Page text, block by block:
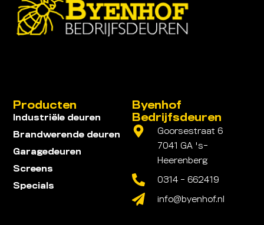
Byenhof
Bedrijfsdeuren
Goorsestraat 6
7041 GA 's-
Heerenberg
0314 - 662419
info@byenhof.nl
Producten
Industriële deuren
Brandwerende deuren
Garagedeuren
Screens
Specials